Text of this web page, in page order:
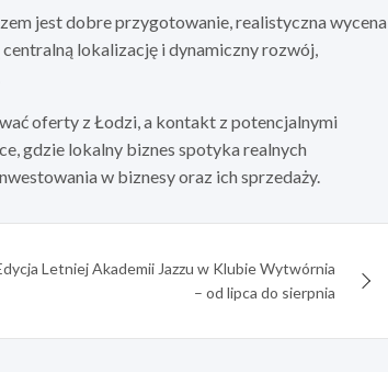
jest dobre przygotowanie, realistyczna wycena
lokalizację i dynamiczny rozwój,
oferty z Łodzi, a kontakt z potencjalnymi
gdzie lokalny biznes spotyka realnych
w biznesy oraz ich sprzedaży.
Letniej Akademii Jazzu w Klubie Wytwórnia
– od lipca do sierpnia